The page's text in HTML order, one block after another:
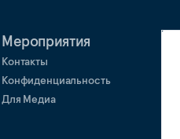
Мероприятия
Контакты
Конфиденциальность
Для Медиа